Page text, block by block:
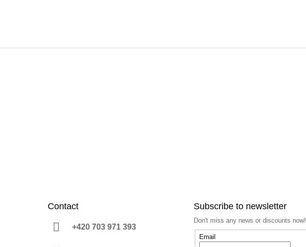
Contact
+420 703 971 393
Subscribe to newsletter
Don't miss any news or discounts now!
Email